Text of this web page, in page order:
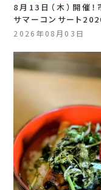
8月13日（木）開
サマーコンサート
2026年08月03日